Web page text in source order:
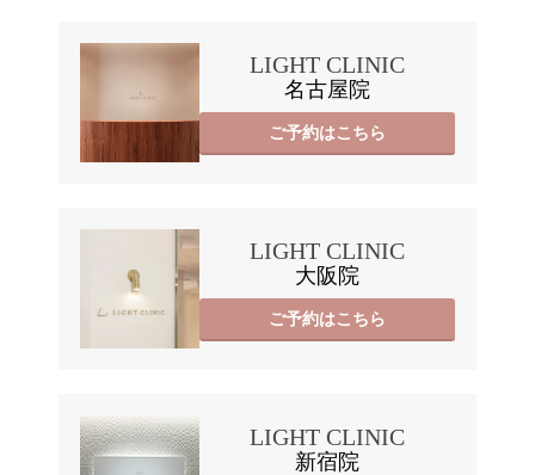
LIGHT CLINIC
名古屋院
ご予約はこちら
LIGHT CLINIC
大阪院
ご予約はこちら
LIGHT CLINIC
新宿院